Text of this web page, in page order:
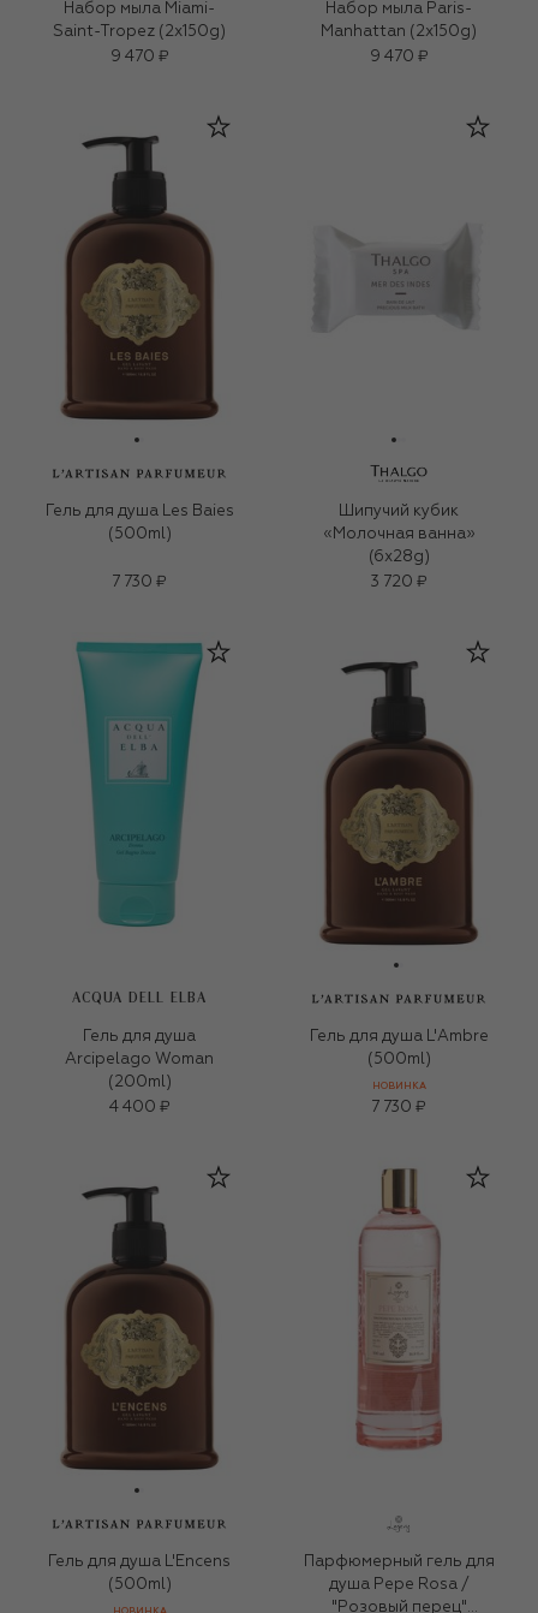
Набор мыла Miami-
Saint-Tropez (2х150g)
9 470 ₽
Набор мыла Paris-
Manhattan (2х150g)
9 470 ₽
Гель для душа Les Baies
(500ml)
7 730 ₽
Шипучий кубик
«Молочная ванна»
(6x28g)
3 720 ₽
ACQUA DELL ELBA
Гель для душа
Arcipelago Woman
(200ml)
4 400 ₽
Гель для душа L'Ambre
(500ml)
НОВИНКА
7 730 ₽
Гель для душа L'Encens
(500ml)
Парфюмерный гель для
душа Pepe Rosa /
"Розовый перец"